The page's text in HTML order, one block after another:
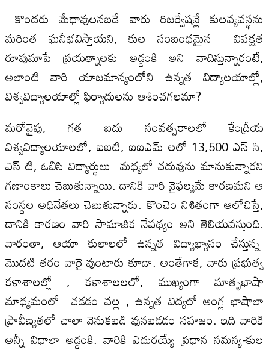
కొందరు మేధావులనబడే వారు రిజర్వేషన్లే కులవ్యవస్థను
మరింత ఘనీభవిస్తాయని, కుల సంబంధ‌మైన వివక్షత
రూపుమాపే ప్రయత్నాలకు అడ్డంకి అని వాదిస్తున్నారంటే,
అలాంటి వారి యాజమాన్యంలోని ఉన్నత విద్యాలయాల్లో,
విశ్వవిద్యాలయాల్లో ఫిర్యాదులను ఆశించగలమా?
మరోవైపు, గత ఐదు సంవత్సరాలలో కేంద్రీయ
విశ్వవిద్యాలయాలలో, ఐఐటి, ఐఐఎమ్ లలో 13,500 ఎస్ సి,
ఎస్ టి, ఓబిసి విద్యార్థులు మధ్యలో చదువును మానుకున్నారని
గణాంకాలు చెబుతున్నాయి. దానికి వారి వైఫల్యమే కారణమని ఆ
సంస్థల అధినేతలు చెబుతున్నారు. కొంచెం నిశితంగా ఆలోచిస్తే,
దానికి కారణం వారి సామాజిక నేపథ్యం అని తెలియవస్తుంది.
వారంతా, ఆయా కులాలలో ఉన్నత విద్యాభ్యాసం చేస్తున్న
మొదటి తరం వారై వుంటారు కూడా. అంతేగాక, వారు ప్రభుత్వ
కళాశాలల్లో , కళాశాలలలో, ముఖ్యంగా మాతృభాషా
మాధ్యమంలో చడడం వల్ల , ఉన్నత విద్యలో ఆంగ్ల భాషాలా
ప్రావీణ్యతలో చాలా వెనుకబడి వునబడడం సహజం. ఇది వారికి
అన్నీ విధాలా అడ్డంకి. వారికి ఎదురయ్యే ప్రధాన సమస్య-కుల